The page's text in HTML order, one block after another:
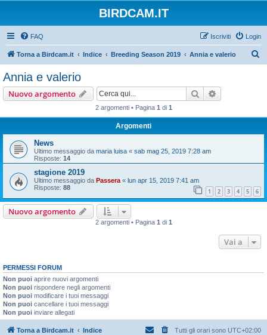
BIRDCAM.IT
FAQ Login
Iscriviti
Torna a Birdcam.it Indice Breeding Season 2019 Annia e valerio
Annia e valerio
Nuovo argomento Cerca
2 argomenti • Pagina 1 di 1
Argomenti
News
Ultimo messaggio da maria luisa « sab mag 25, 2019 7:28 am
Risposte: 14
stagione 2019
Ultimo messaggio da Passera « lun apr 15, 2019 7:41 am
Risposte: 88 1 2 3 4 5 6
Nuovo argomento
2 argomenti • Pagina 1 di 1
Vai a
PERMESSI FORUM
Non puoi aprire nuovi argomenti
Non puoi rispondere negli argomenti
Non puoi modificare i tuoi messaggi
Non puoi cancellare i tuoi messaggi
Non puoi inviare allegati
Torna a Birdcam.it Indice Tutti gli orari sono UTC+02:00